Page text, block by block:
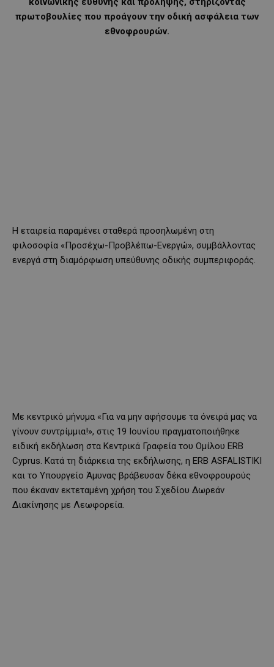
πρωτοβουλίες που προάγουν την οδική ασφάλεια των
εθνοφρουρών.
Η εταιρεία παραμένει σταθερά προσηλωμένη στη
φιλοσοφία «Προσέχω-Προβλέπω-Ενεργώ», συμβάλλοντας
ενεργά στη διαμόρφωση υπεύθυνης οδικής συμπεριφοράς.
Με κεντρικό μήνυμα «Για να μην αφήσουμε τα όνειρά μας να
γίνουν συντρίμμια!», στις 19 Ιουνίου πραγματοποιήθηκε
ειδική εκδήλωση στα Κεντρικά Γραφεία του Ομίλου ERB
Cyprus. Κατά τη διάρκεια της εκδήλωσης, η ERB ASFALISTIKI
και το Υπουργείο Άμυνας βράβευσαν δέκα εθνοφρουρούς
που έκαναν εκτεταμένη χρήση του Σχεδίου Δωρεάν
Διακίνησης με Λεωφορεία.